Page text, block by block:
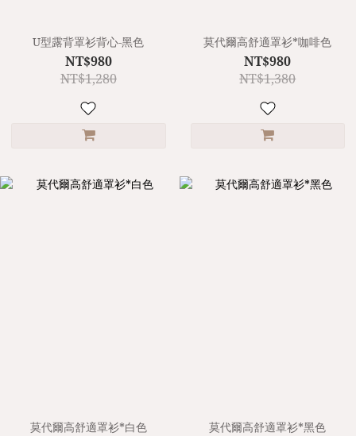
U型露背罩衫背心-黑色
NT$980
NT$1,280
莫代爾高舒適罩衫*咖啡色
NT$980
NT$1,380
莫代爾高舒適罩衫*白色 莫代爾高舒適罩衫*黑色